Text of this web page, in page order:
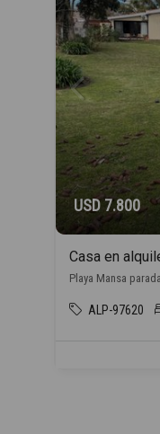
USD 7.800
Playa Mansa
ALP-97620